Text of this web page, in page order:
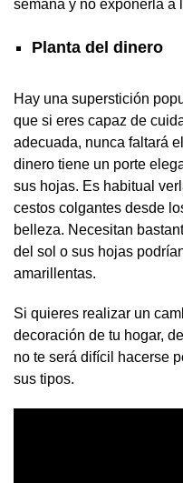
semana y no exponerla a
Planta del dinero
Hay una superstición
que si eres capaz de
adecuada, nunca faltará
dinero tiene un porte
sus hojas. Es habitual
cestos colgantes desde
belleza. Necesitan
del sol o sus hojas
amarillentas.
Si quieres realizar un
decoración de tu hogar,
no te será difícil hacerse
sus tipos.